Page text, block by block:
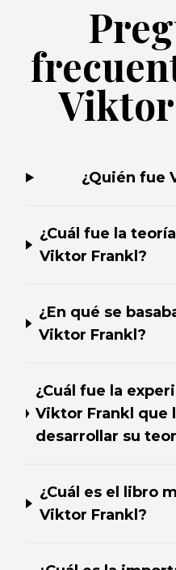
¿Quién fue
¿Cuál fue la
Viktor Frankl?
¿En qué se
Viktor Frankl?
¿Cuál fue la
Viktor Frankl que
desarrollar su
¿Cuál es el libro
Viktor Frankl?